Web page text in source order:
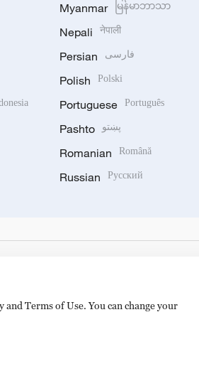
Myanmar မြန်မာဘာသာ
Nepali नेपाली
Persian فارسی
Polish Polski
Portuguese Português
Pashto پښتو
Romanian Română
Russian Русский
China. 100040
Terms of Use. You can change your